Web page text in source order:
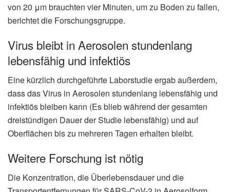
von 20 μm brauchten vier Minuten, um zu Boden zu fallen,
berichtet die Forschungsgruppe.
Virus bleibt in Aerosolen stundenlang
lebensfähig und infektiös
Eine kürzlich durchgeführte Laborstudie ergab außerdem,
dass das Virus in Aerosolen stundenlang lebensfähig und
infektiös bleiben kann (Es blieb während der gesamten
dreistündigen Dauer der Studie lebensfähig) und auf
Oberflächen bis zu mehreren Tagen erhalten bleibt.
Weitere Forschung ist nötig
Die Konzentration, die Überlebensdauer und die